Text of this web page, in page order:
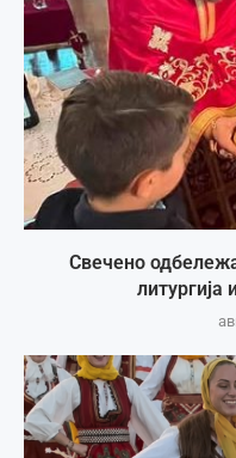
Свечено
литургија